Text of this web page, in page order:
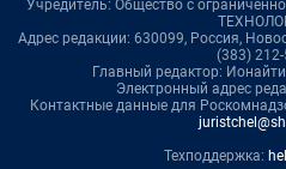
Учредитель: Общество с
Адрес редакции: 630099, Россия,
(383)
Главный редактор:
Электронный адрес
Контактные данные для
Техподдержка: